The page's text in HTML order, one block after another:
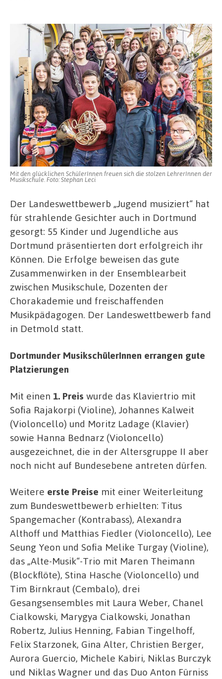
Mit den glücklichen SchülerInnen freuen sich die stolzen LehrerInnen der
Musikschule. Foto: Stephan Leci
Der Landeswettbewerb „Jugend musiziert“ hat
für strahlende Gesichter auch in Dortmund
gesorgt: 55 Kinder und Jugendliche aus
Dortmund präsentierten dort erfolgreich ihr
Können. Die Erfolge beweisen das gute
Zusammenwirken in der Ensemblearbeit
zwischen Musikschule, Dozenten der
Chorakademie und freischaffenden
Musikpädagogen. Der Landeswettbewerb fand
in Detmold statt.
Dortmunder MusikschülerInnen errangen gute
Platzierungen
Mit einen 1. Preis wurde das Klaviertrio mit
Sofia Rajakorpi (Violine), Johannes Kalweit
(Violoncello) und Moritz Ladage (Klavier)
sowie Hanna Bednarz (Violoncello)
ausgezeichnet, die in der Altersgruppe II aber
noch nicht auf Bundesebene antreten dürfen.
Weitere erste Preise mit einer Weiterleitung
zum Bundeswettbewerb erhielten: Titus
Spangemacher (Kontrabass), Alexandra
Althoff und Matthias Fiedler (Violoncello), Lee
Seung Yeon und Sofia Melike Turgay (Violine),
das „Alte-Musik“-Trio mit Maren Theimann
(Blockflöte), Stina Hasche (Violoncello) und
Tim Birnkraut (Cembalo), drei
Gesangsensembles mit Laura Weber, Chanel
Cialkowski, Marygya Cialkowski, Jonathan
Robertz, Julius Henning, Fabian Tingelhoff,
Felix Starzonek, Gina Alter, Christien Berger,
Aurora Guercio, Michele Kabiri, Niklas Burczyk
und Niklas Wagner und das Duo Anton Fürniss